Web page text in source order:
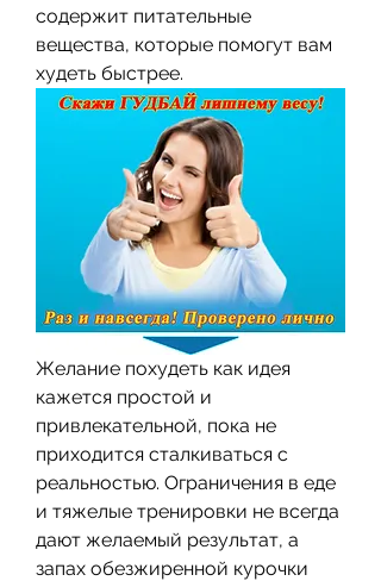
содержит питательные
вещества, которые помогут вам
худеть быстрее.
Желание похудеть как идея
кажется простой и
привлекательной, пока не
приходится сталкиваться с
реальностью. Ограничения в еде
и тяжелые тренировки не всегда
дают желаемый результат, а
запах обезжиренной курочки